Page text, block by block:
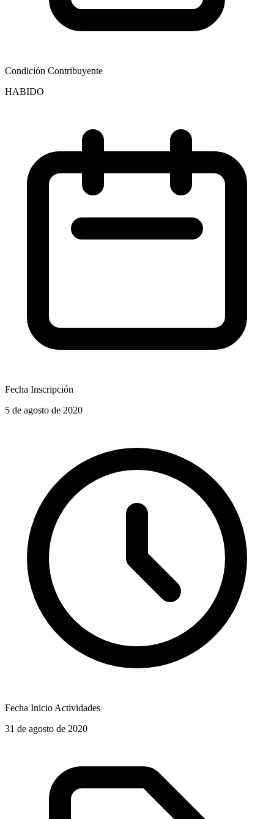
Condición Contribuyente
HABIDO
Fecha Inscripción
5 de agosto de 2020
Fecha Inicio Actividades
31 de agosto de 2020